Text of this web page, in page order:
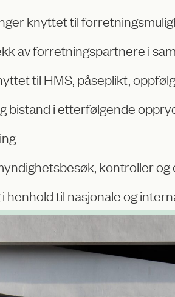
knyttet til
av forretningspartnere i
til HMS, påseplikt,
bistand i etterfølgende
kontroller
henhold til nasjonale og